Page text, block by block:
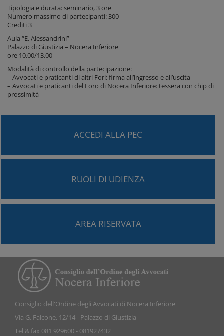
Tipologia e durata: seminario, 3 ore
Numero massimo di partecipanti: 300
Crediti 3
Aula “E. Alessandrini”
Palazzo di Giustizia – Nocera Inferiore
ore 10.00/13.00
Modalità di controllo della partecipazione:
– Avvocati e praticanti di altri Fori: firma all’ingresso e all’uscita
– Avvocati e praticanti del Foro di Nocera Inferiore: tessera con chip di
prossimità
ACCEDI ALLA PEC
RUOLI DI UDIENZA
AREA RISERVATA
Consiglio dell'Ordine degli Avvocati di Nocera Inferiore
Via G. Falcone, 12/14 - Palazzo di Giustizia
Tel & fax 081 929600 - 081927432